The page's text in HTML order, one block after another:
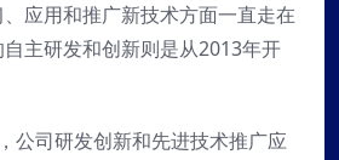
应用和推广新技术方面一直走在
主研发和创新则是从2013年开
公司研发创新和先进技术推广应